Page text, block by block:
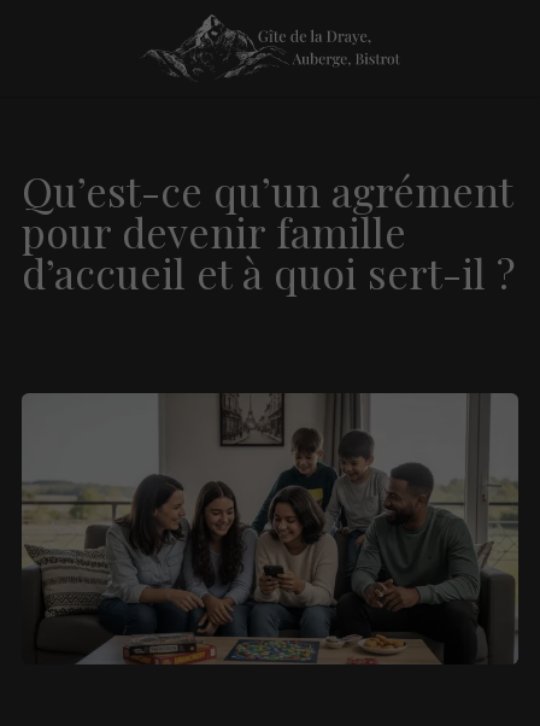
Qu’est-ce qu’un agrément
pour devenir famille
d’accueil et à quoi sert-il ?